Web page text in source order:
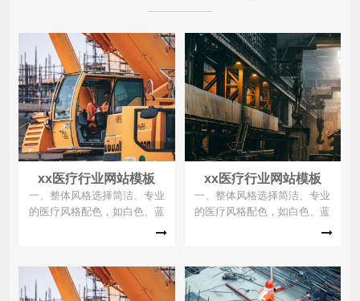
xx医疗行业网站模板
一、整体风格选择简洁、专业
的医疗风格配色，如白色、蓝
色、绿色等为主色调，营造出
行业网站首页截图，展示简洁
的界面和清晰的导航栏，突出
xx医疗行业网站模板
一、整体风格选择简洁、专业
的医疗风格配色，如白色、蓝
色、绿色等为主色调，营造出
行业网站首页截图，展示简洁
的界面和清晰的导航栏，突出